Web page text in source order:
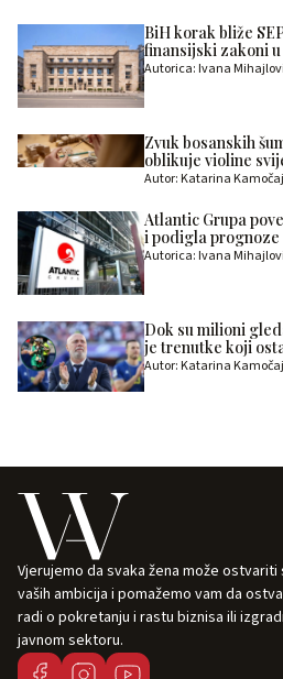
BiH korak bliže
finansijski zakoni
Autorica: Ivana
Zvuk bosanskih
oblikuje violine
Autor: Katarina
Atlantic Grupa
i podigla prognoze
Autorica: Ivana
Dok su milioni
je trenutke koji
Autor: Katarina
Vjerujemo da svaka žena može
vaših ambicija i pomažemo vam da
radi o pokretanju i rastu biznisa ili
javnom sektoru.